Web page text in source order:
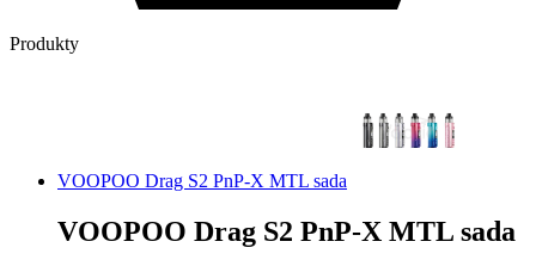
Produkty
VOOPOO Drag S2 PnP-X MTL sada
VOOPOO Drag S2 PnP-X MTL sada